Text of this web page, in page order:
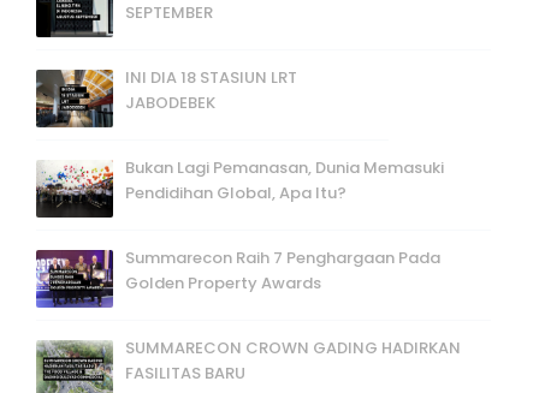
SEPTEMBER
INI DIA 18 STASIUN LRT
JABODEBEK
Bukan Lagi Pemanasan, Dunia Memasuki
Pendidihan Global, Apa Itu?
Summarecon Raih 7 Penghargaan Pada
Golden Property Awards
SUMMARECON CROWN GADING HADIRKAN
FASILITAS BARU